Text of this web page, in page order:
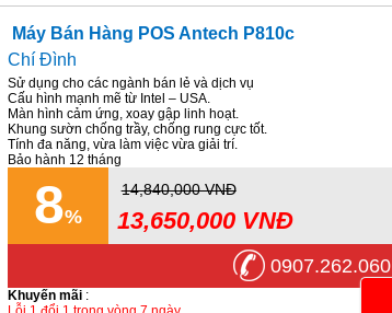
Máy Bán Hàng POS Antech P810c
Chí Đình
Sử dụng cho các ngành bán lẻ và dịch vụ
Cấu hình mạnh mẽ từ Intel – USA.
Màn hình cảm ứng, xoay gập linh hoạt.
Khung sườn chống trầy, chống rung cực tốt.
Tính đa năng, vừa làm việc vừa giải trí.
Bảo hành 12 tháng
13,650,000 VNĐ
14,840,000 VNĐ
8
0907.262.060
Khuyến mãi: